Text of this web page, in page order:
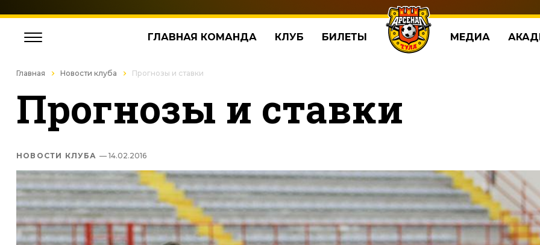
ГЛАВНАЯ КОМАНДА КЛУБ БИЛЕТЫ МЕДИА
Главная Новости клуба Прогнозы и ставки
Прогнозы и ставки
НОВОСТИ КЛУБА — 14.02.2016